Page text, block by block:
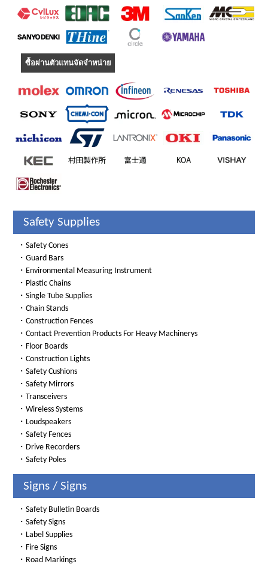
ซื้อผ่านตัวแทนจัดจำหน่าย
Safety Supplies
・Safety Cones
・Guard Bars
・ Environmental Measuring Instrument
・ Plastic Chains
・Single Tube Supplies
・Chain Stands
・Construction Fences
・Contact Prevention Products For Heavy Machinerys
・ Floor Boards
・Construction Lights
・Safety Cushions
・Safety Mirrors
・Transceivers
・Wireless Systems
・ Loudspeakers
・Safety Fences
・ Drive Recorders
・Safety Poles
Signs / Signs
・Safety Bulletin Boards
・Safety Signs
・ Label Supplies
・ Fire Signs
・ Road Markings